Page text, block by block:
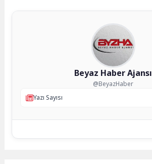
Beyaz Haber Ajansı
@BeyazHaber
Yazı Sayısı